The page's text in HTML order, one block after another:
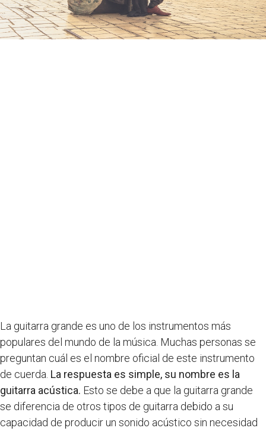
La guitarra grande es uno de los instrumentos más
populares del mundo de la música. Muchas personas se
preguntan cuál es el nombre oficial de este instrumento
de cuerda. La respuesta es simple, su nombre es la
guitarra acústica. Esto se debe a que la guitarra grande
se diferencia de otros tipos de guitarra debido a su
capacidad de producir un sonido acústico sin necesidad